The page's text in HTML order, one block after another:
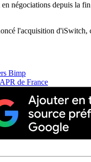
négociations depuis
l'acquisition d'iSwitch,
Bimp
de France